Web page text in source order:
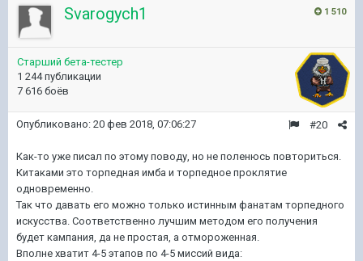
1 510
Svarogych1
Старший бета-тестер
1 244 публикации
7 616 боёв
#20
Опубликовано: 20 фев 2018, 07:06:27
Как-то уже писал по этому поводу, но не поленюсь повториться.
Китаками это торпедная имба и торпедное проклятие
одновременно.
Так что давать его можно только истинным фанатам торпедного
искусства. Соответственно лучшим методом его получения
будет кампания, да не простая, а отмороженная.
Вполне хватит 4-5 этапов по 4-5 миссий вида: